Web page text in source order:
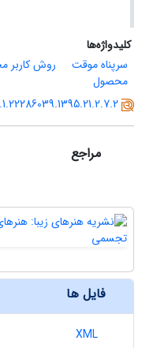
کلیدواژه‌ها
سرپناه موقت
روش کاربر
محصول
مراجع
فایل ها
XML